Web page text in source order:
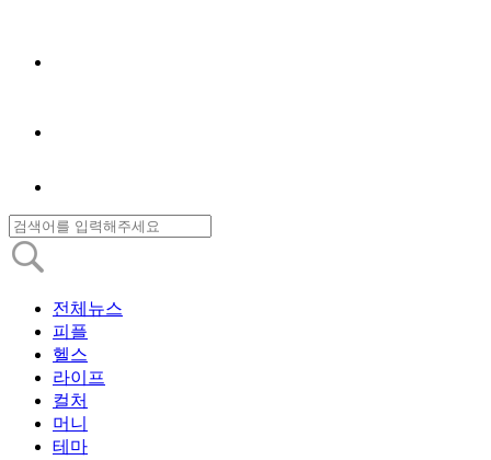
전체뉴스
피플
헬스
라이프
컬처
머니
테마